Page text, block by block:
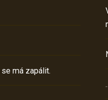
má zapálit.